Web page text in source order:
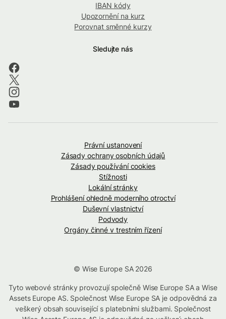
IBAN kódy
Upozornění na kurz
Porovnat směnné kurzy
Sledujte nás
Právní ustanovení
Zásady ochrany osobních údajů
Zásady používání cookies
Stížnosti
Lokální stránky
Prohlášení ohledně moderního otroctví
Duševní vlastnictví
Podvody
Orgány činné v trestním řízení
© Wise Europe SA 2026
Tyto webové stránky provozují společně Wise Europe SA a Wise
Assets Europe AS. Společnost Wise Europe SA je odpovědná za
veškerý obsah související s platebními službami. Společnost